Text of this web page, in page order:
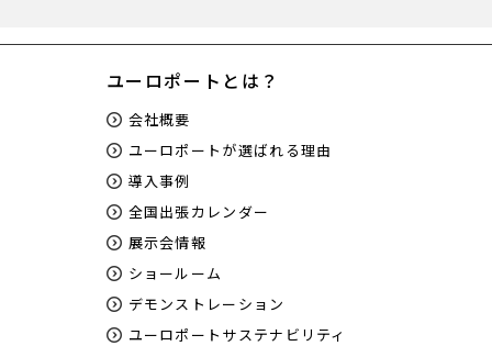
ユーロポートとは？
会社概要
ユーロポートが選ばれる理由
導入事例
全国出張カレンダー
展示会情報
ショールーム
デモンストレーション
ユーロポートサステナビリティ